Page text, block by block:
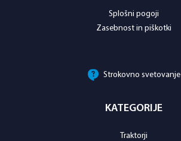
Splošni pogoji
Zasebnost in piškotki
Strokovno svetovanje
KATEGORIJE
Traktorji